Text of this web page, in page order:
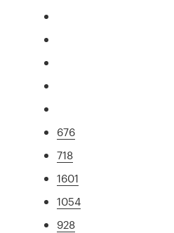
676
718
1601
1054
928